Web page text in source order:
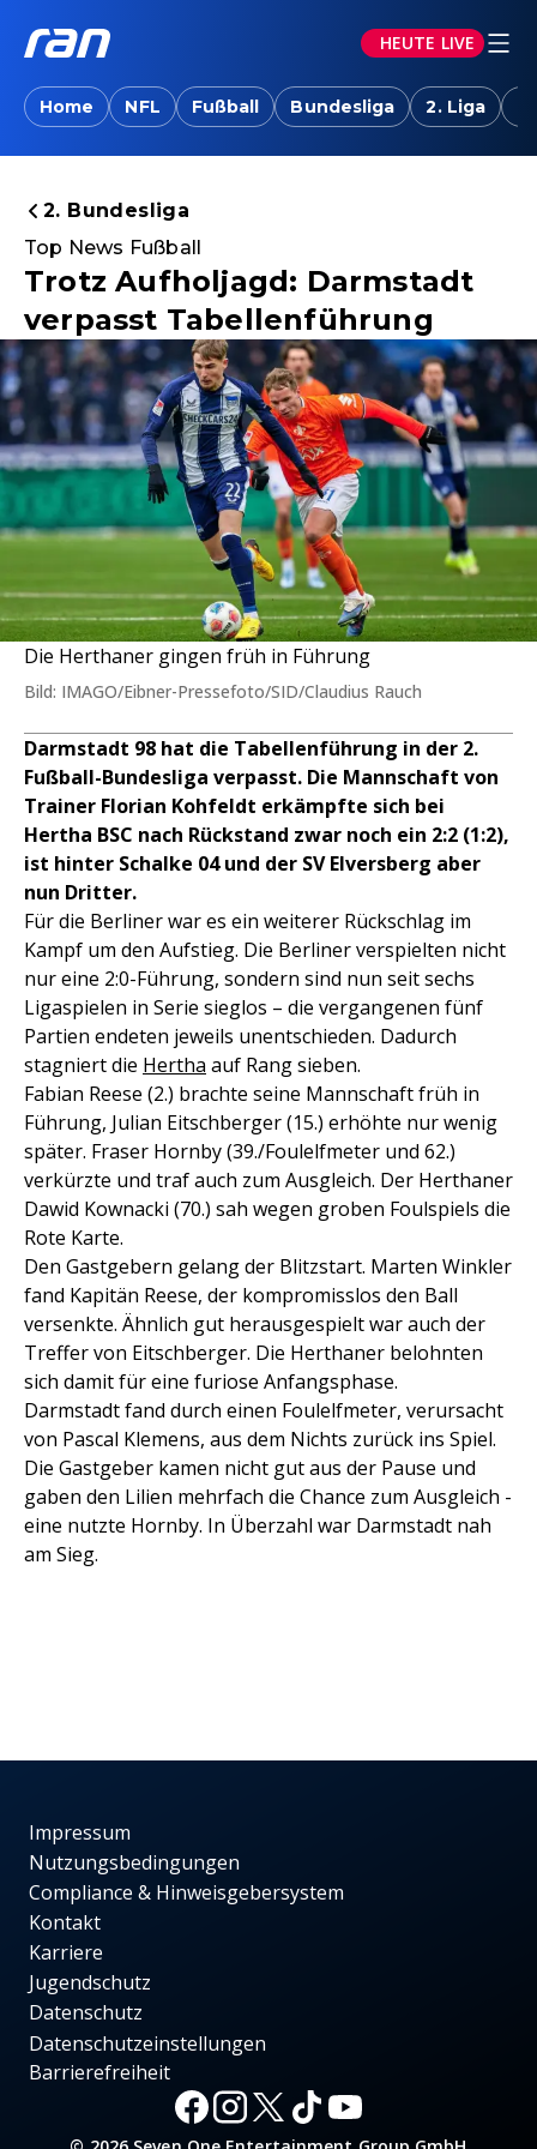
HEUTE LIVE
Home NFL Fußball Bundesliga 2. Liga
2. Bundesliga
Top News Fußball
Trotz Aufholjagd: Darmstadt
verpasst Tabellenführung
Die Herthaner gingen früh in Führung
Bild: IMAGO/Eibner-Pressefoto/SID/Claudius Rauch
Darmstadt 98 hat die Tabellenführung in der 2.
Fußball-Bundesliga verpasst. Die Mannschaft von
Trainer Florian Kohfeldt erkämpfte sich bei
Hertha BSC nach Rückstand zwar noch ein 2:2 (1:2),
ist hinter Schalke 04 und der SV Elversberg aber
nun Dritter.
Für die Berliner war es ein weiterer Rückschlag im
Kampf um den Aufstieg. Die Berliner verspielten nicht
nur eine 2:0-Führung, sondern sind nun seit sechs
Ligaspielen in Serie sieglos – die vergangenen fünf
Partien endeten jeweils unentschieden. Dadurch
stagniert die Hertha auf Rang sieben.
Fabian Reese (2.) brachte seine Mannschaft früh in
Führung, Julian Eitschberger (15.) erhöhte nur wenig
später. Fraser Hornby (39./Foulelfmeter und 62.)
verkürzte und traf auch zum Ausgleich. Der Herthaner
Dawid Kownacki (70.) sah wegen groben Foulspiels die
Rote Karte.
Den Gastgebern gelang der Blitzstart. Marten Winkler
fand Kapitän Reese, der kompromisslos den Ball
versenkte. Ähnlich gut herausgespielt war auch der
Treffer von Eitschberger. Die Herthaner belohnten
sich damit für eine furiose Anfangsphase.
Darmstadt fand durch einen Foulelfmeter, verursacht
von Pascal Klemens, aus dem Nichts zurück ins Spiel.
Die Gastgeber kamen nicht gut aus der Pause und
gaben den Lilien mehrfach die Chance zum Ausgleich -
eine nutzte Hornby. In Überzahl war Darmstadt nah
am Sieg.
Impressum
Nutzungsbedingungen
Compliance & Hinweisgebersystem
Kontakt
Karriere
Jugendschutz
Datenschutz
Datenschutzeinstellungen
Barrierefreiheit